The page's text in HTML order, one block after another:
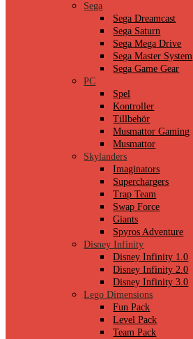
Sega
Sega Dreamcast
Sega Saturn
Sega Mega Drive
Sega Master System
Sega Game Gear
PC
Spel
Kontroller
Tillbehör
Musmattor Gaming
Musmattor
Skylanders
Imaginators
Superchargers
Trap Team
Swap Force
Giants
Spyros Adventure
Disney Infinity
Disney Infinity 1.0
Disney Infinity 2.0
Disney Infinity 3.0
Lego Dimensions
Fun Pack
Level Pack
Team Pack